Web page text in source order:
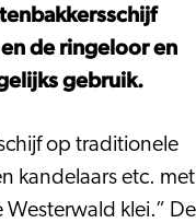
de ringeloor en
gebruik.
op traditionele
kandelaars etc. met
klei.” De